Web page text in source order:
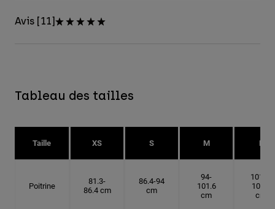
Avis [11]
Tableau des tailles
Taille XS S M L
Poitrine
81.3-
86.4 cm
86.4-94
cm
94-
101.6
cm
101.6-
109.2
cm